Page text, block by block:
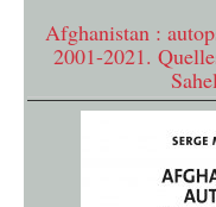
Afghanistan :
2001-2021.